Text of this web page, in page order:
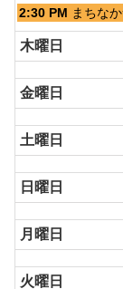
水
曜
日,
8
月
12th
2026
2:30 PM まちな
木曜日
金曜日
土曜日
日曜日
月曜日
火曜日